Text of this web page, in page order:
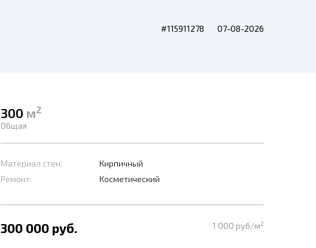
#115911278 07-08-2026
300 м2
Общая
Материал стен:
Кирпичный
Ремонт:
Косметический
300 000 руб. 1 000 руб/м2